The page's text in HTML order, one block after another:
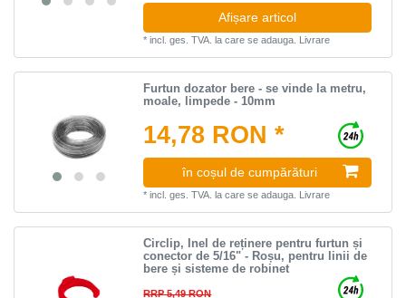
Afișare articol
*incl. ges. TVA. la care se adauga. Livrare
Furtun dozator bere - se vinde la metru,
moale, limpede - 10mm
14,78 RON *
în coșul de cumpărături
*incl. ges. TVA. la care se adauga. Livrare
Circlip, Inel de reținere pentru furtun și
conector de 5/16" - Roșu, pentru linii de
bere și sisteme de robinet
RRP 5,49 RON